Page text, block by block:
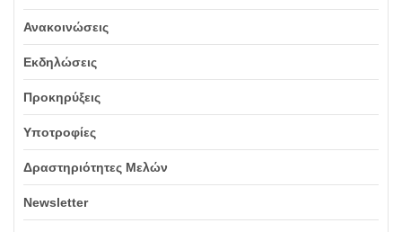
Ανακοινώσεις
Εκδηλώσεις
Προκηρύξεις
Υποτροφίες
Δραστηριότητες Μελών
Newsletter